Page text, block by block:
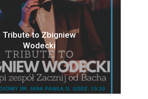
Tribute to Zbigniew
Wodecki